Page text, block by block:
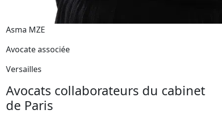
Asma MZE
Avocate associée
Versailles
Avocats collaborateurs du cabinet
de Paris